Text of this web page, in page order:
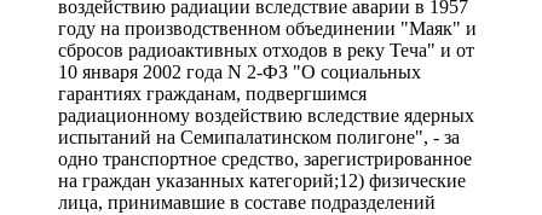
воздействию радиации вследствие аварии в 1957
году на производственном объединении "Маяк" и
сбросов радиоактивных отходов в реку Теча" и от
10 января 2002 года N 2-ФЗ "О социальных
гарантиях гражданам, подвергшимся
радиационному воздействию вследствие ядерных
испытаний на Семипалатинском полигоне", - за
одно транспортное средство, зарегистрированное
на граждан указанных категорий;12) физические
лица, принимавшие в составе подразделений